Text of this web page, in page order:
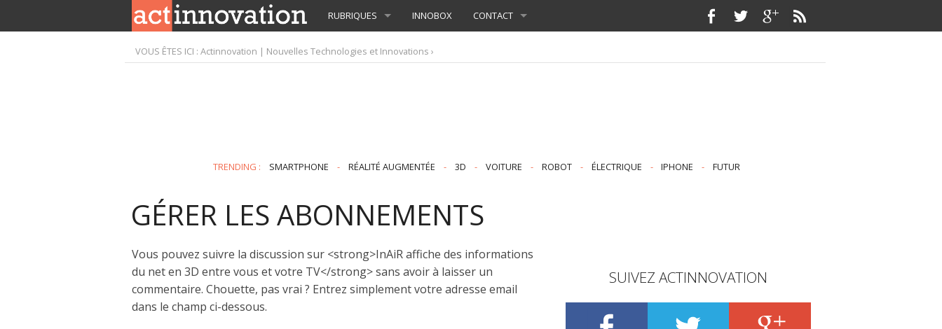
RUBRIQUES INNOBOX CONTACT
VOUS ÊTES ICI :Actinnovation | Nouvelles Technologies et Innovations ›
TRENDING : SMARTPHONE - RÉALITÉ AUGMENTÉE - 3D - VOITURE - ROBOT - ÉLECTRIQUE - IPHONE - FUTUR
GÉRER LES ABONNEMENTS
Vous pouvez suivre la discussion sur <strong>InAiR affiche des informations
du net en 3D entre vous et votre TV</strong> sans avoir à laisser un
commentaire. Chouette, pas vrai ? Entrez simplement votre adresse email
dans le champ ci-dessous.
SUIVEZ ACTINNOVATION